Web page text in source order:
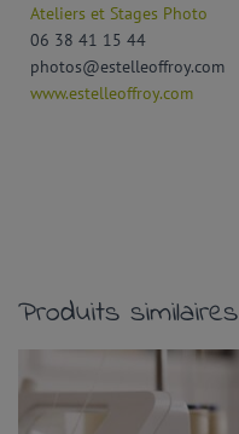
Ateliers et Stages Photo
06 38 41 15 44
photos@estelleoffroy.com
www.estelleoffroy.com
Produits similaires